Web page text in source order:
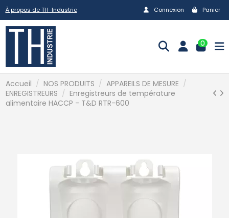
À propos de TH-Industrie Connexion Panier
0
Accueil NOS PRODUITS
APPAREILS DE MESURE
ENREGISTREURS
Enregistreurs de température
alimentaire HACCP - T&D RTR-600